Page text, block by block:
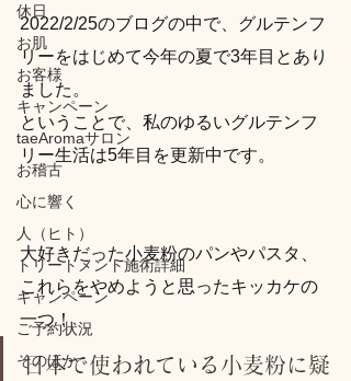
休日
お肌
お客様
キャンペーン
taeAromaサロン
お稽古
心に響く
人（ヒト）
トリートメント施術詳細
キャンペーン
ご予約状況
そのほか
2022/2/25のブログの中で、グルテンフ
リーをはじめて今年の夏で3年目とあり
ました。
ということで、私のゆるいグルテンフ
リー生活は5年目を更新中です。
大好きだった小麦粉のパンやパスタ、
これらをやめようと思ったキッカケの
一つ！
日本で使われている小麦粉に疑